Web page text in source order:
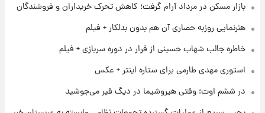
۱ روز پیش
بازار مسکن در مرداد آرام گرفت؛ کاهش تحرک خریداران و فروشندگان
هنرنمایی روزبه حصاری آن هم بدون بدلکار + فیلم
خاطره جالب شهاب حسینی از فرار در دوره سربازی + فیلم
استوری مهدی طارمی برای ستاره اینتر + عکس
در ششم اوت؛ وقتی هیروشیما در دیگ قیر می‌جوشید